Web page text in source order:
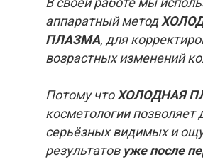
аппаратный метод
ПЛАЗМА, для
возрастных изменений
Потому чтоХОЛОДНАЯ
косметологии позволяет
серьёзных видимых и
результатов уже после